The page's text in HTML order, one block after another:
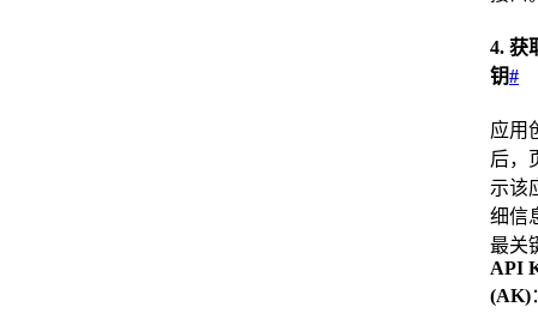
4. 获
钥#
应用
后，
示该
细信
最关
API
(AK)